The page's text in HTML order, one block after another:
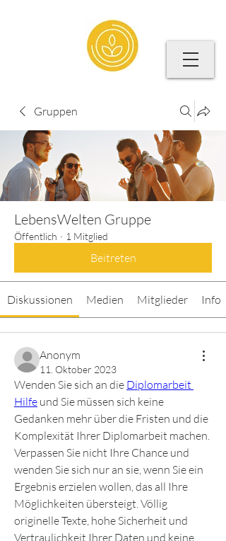
Gruppen
LebensWelten Gruppe
Öffentlich · 1 Mitglied
Beitreten
Diskussionen Medien Mitglieder Info
Anonym
11. Oktober 2023
Wenden Sie sich an die Diplomarbeit
Hilfe und Sie müssen sich keine
Gedanken mehr über die Fristen und die
Komplexität Ihrer Diplomarbeit machen.
Verpassen Sie nicht Ihre Chance und
wenden Sie sich nur an sie, wenn Sie ein
Ergebnis erzielen wollen, das all Ihre
Möglichkeiten übersteigt. Völlig
originelle Texte, hohe Sicherheit und
Vertraulichkeit Ihrer Daten und keine